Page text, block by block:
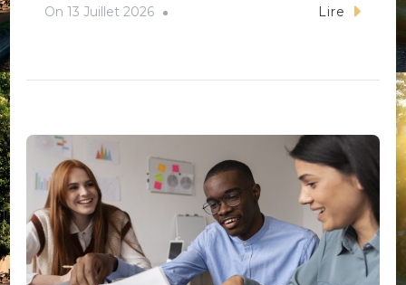
On 13 Juillet 2026 Lire